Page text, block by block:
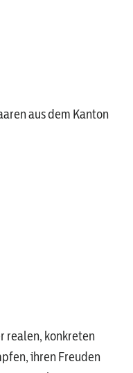
aus dem Kanton
realen, konkreten
ihren Freuden